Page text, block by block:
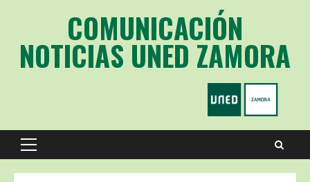
COMUNICACIÓN
NOTICIAS UNED ZAMORA
Menú